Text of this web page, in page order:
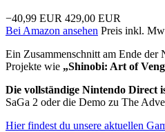
−40,99 EUR 429,00 EUR
Bei Amazon ansehen Preis inkl.
Ein Zusammenschnitt am Ende
Projekte wie „Shinobi: Art of
Die vollständige Nintendo Direct
SaGa 2 oder die Demo zu The
Hier findest du unsere aktuellen